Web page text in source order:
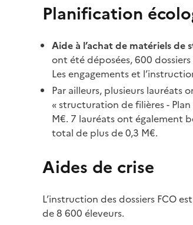
Planification
Aide à l’achat de matériels de
ont été déposées, 600
Les engagements et
Par ailleurs, plusieurs lauréats
« structuration de filières -
M€. 7 lauréats ont également
total de plus de 0,3 M€.
Aides de crise
L’instruction des dossiers FCO
de 8 600 éleveurs.